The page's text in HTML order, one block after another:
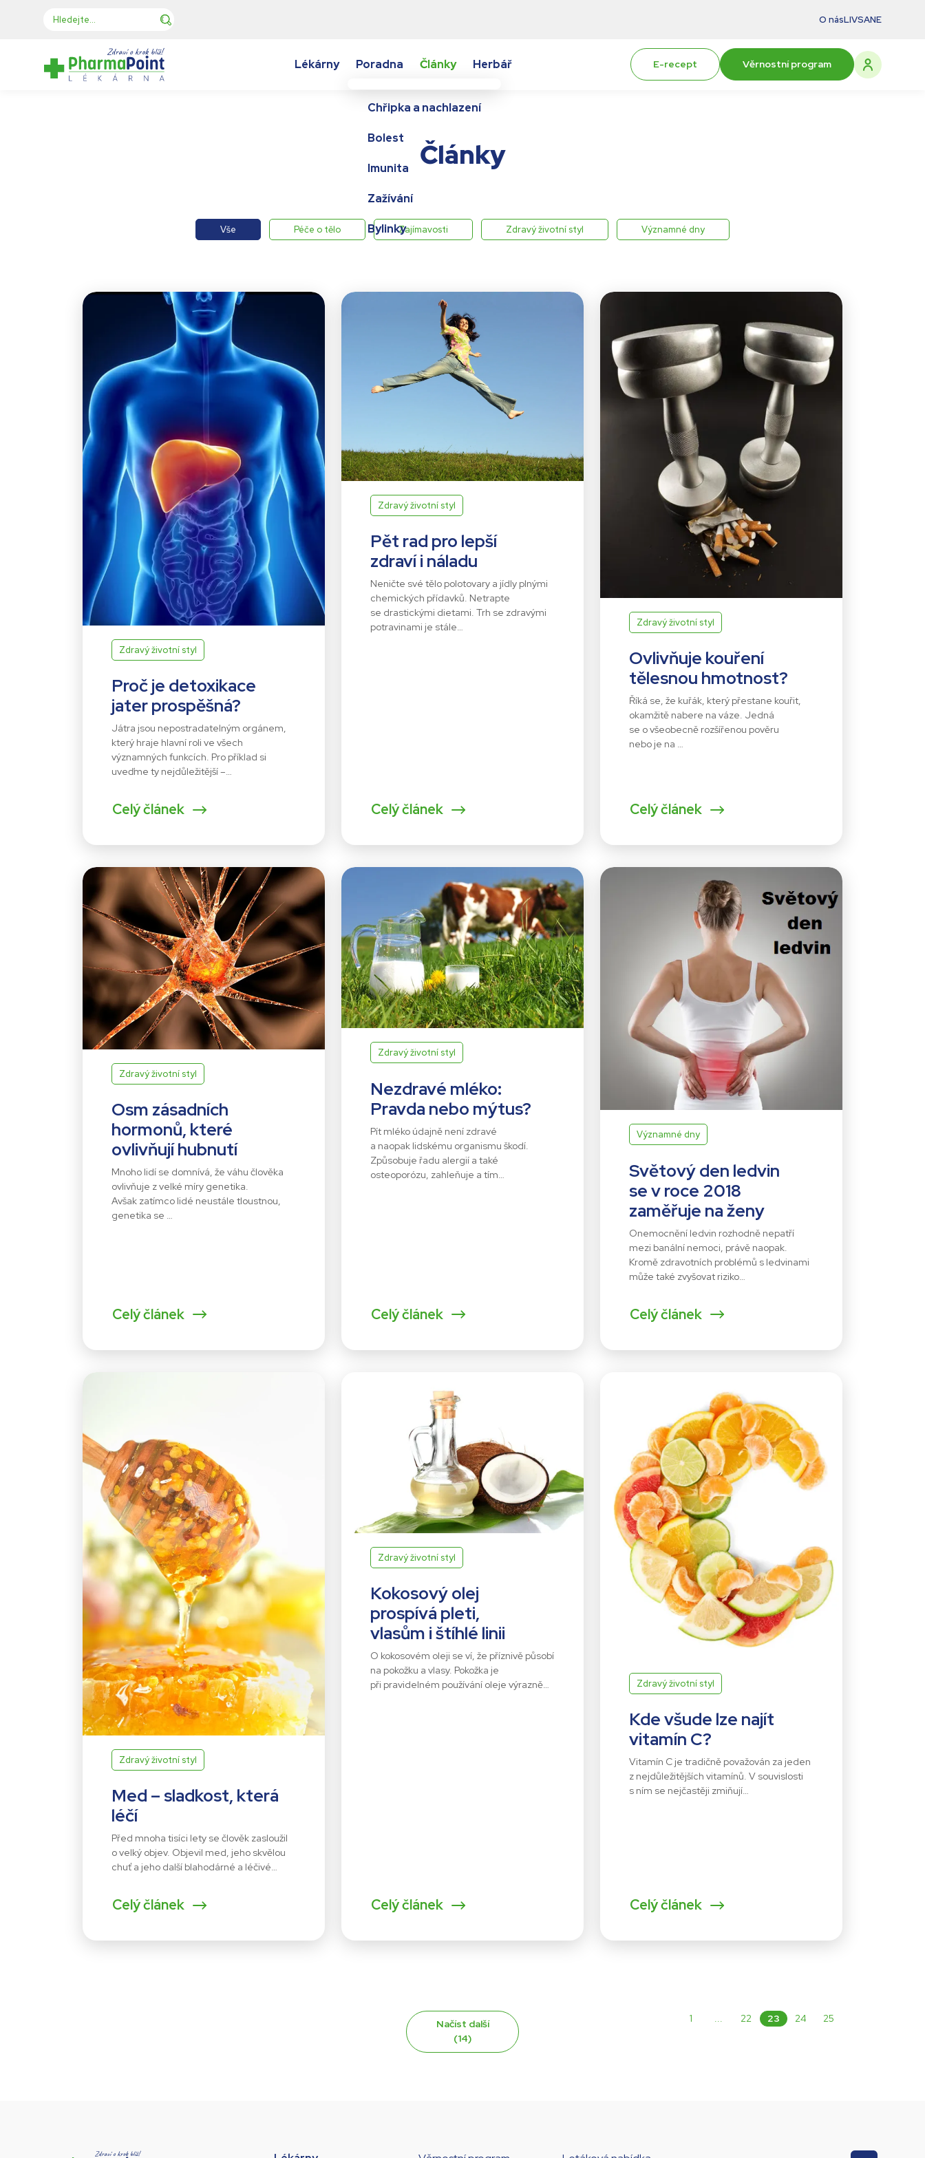
O násLIVSANE
Lékárny Poradna
Chřipka a nachlazení
Bolest
Imunita
Zažívání
Bylinky
Články Herbář E-recept Věrnostní program
Články
Vše Péče o tělo Zajímavosti Zdravý životní styl Významné dny
Zdravý životní styl
Proč je detoxikace
jater prospěšná?
Játra jsou nepostradatelným orgánem,
který hraje hlavní roli ve všech
významných funkcích. Pro příklad si
uveďme ty nejdůležitější –…
Celý článek
Zdravý životní styl
Pět rad pro lepší
zdraví i náladu
Neničte své tělo polotovary a jídly plnými
chemických přídavků. Netrapte
se drastickými dietami. Trh se zdravými
potravinami je stále…
Celý článek
Zdravý životní styl
Ovlivňuje kouření
tělesnou hmotnost?
Říká se, že kuřák, který přestane kouřit,
okamžitě nabere na váze. Jedná
se o všeobecně rozšířenou pověru
nebo je na …
Celý článek
Zdravý životní styl
Osm zásadních
hormonů, které
ovlivňují hubnutí
Mnoho lidí se domnívá, že váhu člověka
ovlivňuje z velké míry genetika.
Avšak zatímco lidé neustále tloustnou,
genetika se …
Celý článek
Zdravý životní styl
Nezdravé mléko:
Pravda nebo mýtus?
Pít mléko údajně není zdravé
a naopak lidskému organismu škodí.
Způsobuje řadu alergií a také
osteoporózu, zahleňuje a tím…
Celý článek
Významné dny
Světový den ledvin
se v roce 2018
zaměřuje na ženy
Onemocnění ledvin rozhodně nepatří
mezi banální nemoci, právě naopak.
Kromě zdravotních problémů s ledvinami
může také zvyšovat riziko…
Celý článek
Zdravý životní styl
Med – sladkost, která
léčí
Před mnoha tisíci lety se člověk zasloužil
o velký objev. Objevil med, jeho skvělou
chuť a jeho další blahodárné a léčivé…
Celý článek
Zdravý životní styl
Kokosový olej
prospívá pleti,
vlasům i štíhlé linii
O kokosovém oleji se ví, že příznivě působí
na pokožku a vlasy. Pokožka je
při pravidelném používání oleje výrazně…
Celý článek
Zdravý životní styl
Kde všude lze najít
vitamín C?
Vitamín C je tradičně považován za jeden
z nejdůležitějších vitamínů. V souvislosti
s ním se nejčastěji zmiňují…
Celý článek
Načíst další
(14)
1 ... 22 23 24 25